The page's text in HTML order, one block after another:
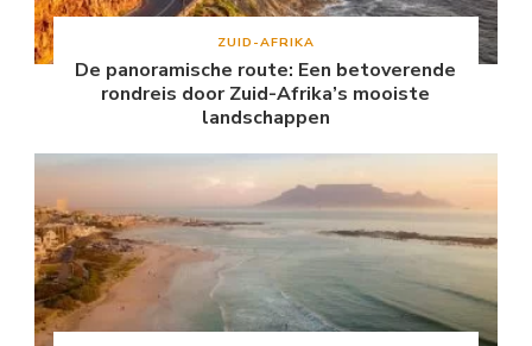
ZUID-AFRIKA
De panoramische route: Een betoverende
rondreis door Zuid-Afrika’s mooiste
landschappen